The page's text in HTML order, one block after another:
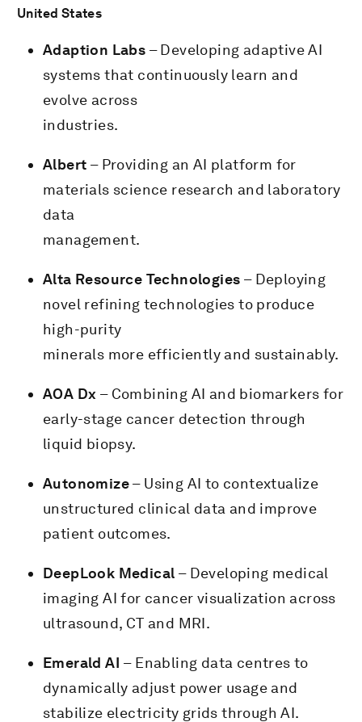
United States
Adaption Labs – Developing adaptive AI
systems that continuously learn and
evolve across
industries.
Albert – Providing an AI platform for
materials science research and laboratory
data
management.
Alta Resource Technologies – Deploying
novel refining technologies to produce
high-purity
minerals more efficiently and sustainably.
AOA Dx – Combining AI and biomarkers for
early-stage cancer detection through
liquid biopsy.
Autonomize– Using AI to contextualize
unstructured clinical data and improve
patient outcomes.
DeepLook Medical – Developing medical
imaging AI for cancer visualization across
ultrasound, CT and MRI.
Emerald AI – Enabling data centres to
dynamically adjust power usage and
stabilize electricity grids through AI.